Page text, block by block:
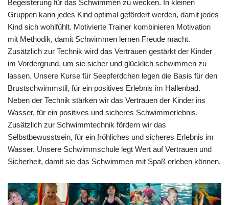
Begeisterung für das Schwimmen zu wecken. In kleinen
Gruppen kann jedes Kind optimal gefördert werden, damit jedes
Kind sich wohlfühlt. Motivierte Trainer kombinieren Motivation
mit Methodik, damit Schwimmen lernen Freude macht.
Zusätzlich zur Technik wird das Vertrauen gestärkt der Kinder
im Vordergrund, um sie sicher und glücklich schwimmen zu
lassen. Unsere Kurse für Seepferdchen legen die Basis für den
Brustschwimmstil, für ein positives Erlebnis im Hallenbad.
Neben der Technik stärken wir das Vertrauen der Kinder ins
Wasser, für ein positives und sicheres Schwimmerlebnis.
Zusätzlich zur Schwimmtechnik fördern wir das
Selbstbewusstsein, für ein fröhliches und sicheres Erlebnis im
Wasser. Unsere Schwimmschule legt Wert auf Vertrauen und
Sicherheit, damit sie das Schwimmen mit Spaß erleben können.